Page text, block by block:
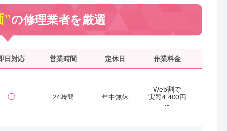
”の修理業者を厳選
日対応 営業時間 定休日 作業料金
〇 24時間 年中無休
Web割で
実質4,400円
～